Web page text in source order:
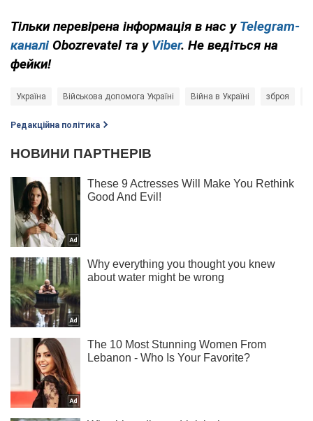
Тільки перевірена інформація в нас у Telegram-
каналі Obozrevatel та у Viber. Не ведіться на
фейки!
Україна Військова допомога Україні Війна в Україні зброя
Редакційна політика